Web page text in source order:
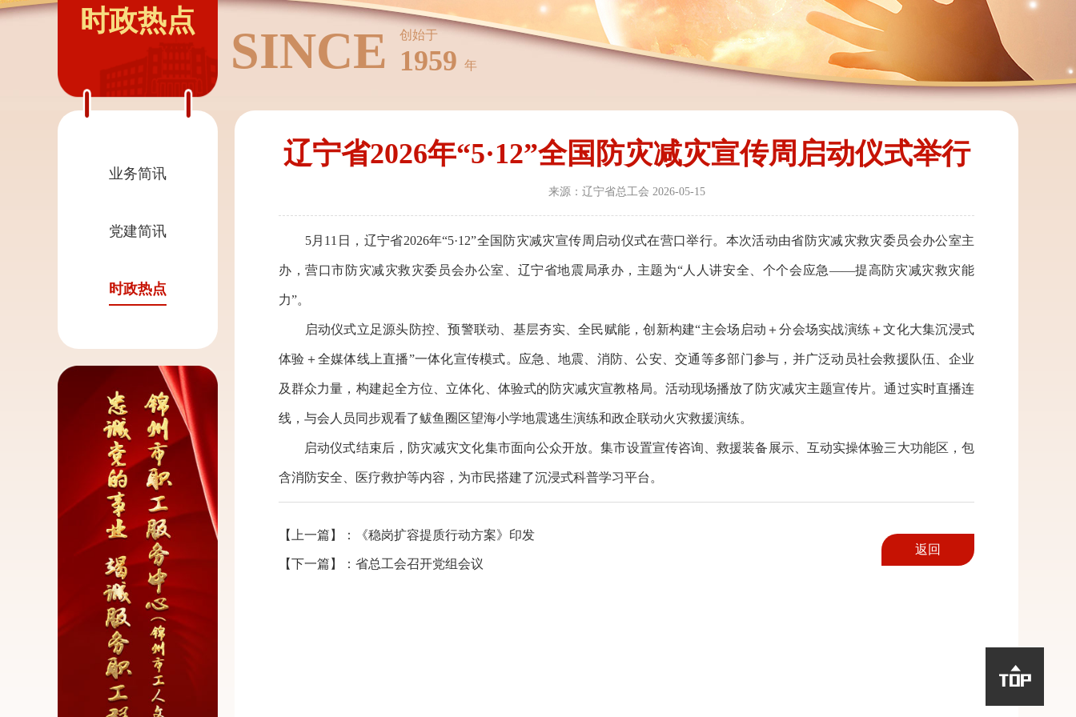

SINCE 创始于
1959 年
时政热点
业务简讯
党建简讯
时政热点
辽宁省2026年“5·12”全国防灾减灾宣传周启动仪式举行
来源：辽宁省总工会 2026-05-15
5月11日，辽宁省2026年“5·12”全国防灾减灾宣传周启动仪式在营口举行。本次活动由省防灾减灾救灾委员会办公室主
办，营口市防灾减灾救灾委员会办公室、辽宁省地震局承办，主题为“人人讲安全、个个会应急——提高防灾减灾救灾能
力”。
启动仪式立足源头防控、预警联动、基层夯实、全民赋能，创新构建“主会场启动＋分会场实战演练＋文化大集沉浸式
体验＋全媒体线上直播”一体化宣传模式。应急、地震、消防、公安、交通等多部门参与，并广泛动员社会救援队伍、企业
及群众力量，构建起全方位、立体化、体验式的防灾减灾宣教格局。活动现场播放了防灾减灾主题宣传片。通过实时直播连
线，与会人员同步观看了鲅鱼圈区望海小学地震逃生演练和政企联动火灾救援演练。
启动仪式结束后，防灾减灾文化集市面向公众开放。集市设置宣传咨询、救援装备展示、互动实操体验三大功能区，包
含消防安全、医疗救护等内容，为市民搭建了沉浸式科普学习平台。
【上一篇】：《稳岗扩容提质行动方案》印发
【下一篇】：省总工会召开党组会议
返回